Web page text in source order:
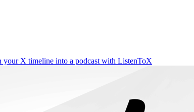
your X timeline into a podcast with ListenToX